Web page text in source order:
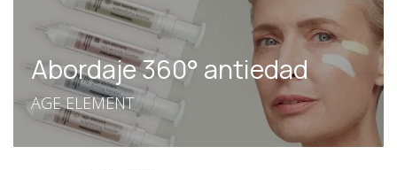
Abordaje 360° antiedad
AGE ELEMENT